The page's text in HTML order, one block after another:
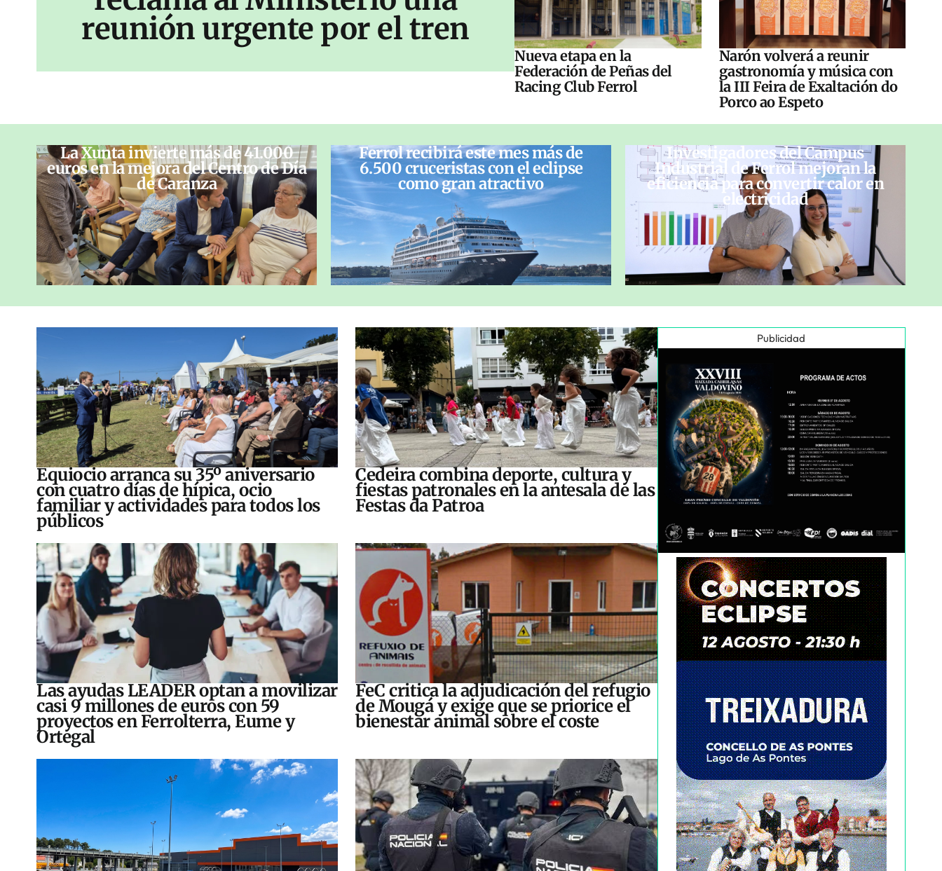
reunión urgente por el tren
Nueva etapa en la
Federación de Peñas del
Racing Club Ferrol
Narón volverá a reunir
gastronomía y música con
la III Feira de Exaltación do
Porco ao Espeto
La Xunta invierte más de 41.000
euros en la mejora del Centro de Día
de Caranza
Ferrol recibirá este mes más de
6.500 cruceristas con el eclipse
como gran atractivo
Investigadores del Campus
Industrial de Ferrol mejoran la
eficiencia para convertir calor en
electricidad
Equiocio arranca su 35º aniversario
con cuatro días de hípica, ocio
familiar y actividades para todos los
públicos
Cedeira combina deporte, cultura y
fiestas patronales en la antesala de las
Festas da Patroa
Las ayudas LEADER optan a movilizar
casi 9 millones de euros con 59
proyectos en Ferrolterra, Eume y
Ortegal
FeC critica la adjudicación del refugio
de Mougá y exige que se priorice el
bienestar animal sobre el coste
Publicidad